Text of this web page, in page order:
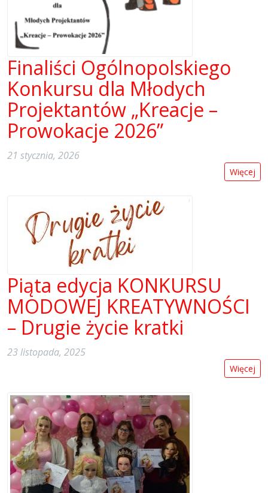
Finaliści Ogólnopolskiego
Konkursu dla Młodych
Projektantów „Kreacje –
Prowokacje 2026”
21 stycznia, 2026
Więcej
Piąta edycja KONKURSU
MODOWEJ KREATYWNOŚCI
– Drugie życie kratki
23 listopada, 2025
Więcej